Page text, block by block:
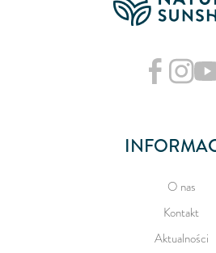
O nas
Kontakt
Aktualności